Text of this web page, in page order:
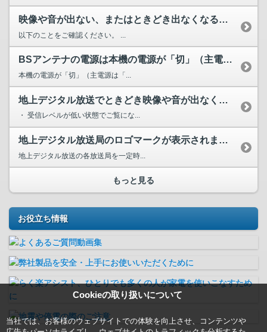
Cookieの取り扱いについて
当社では、お客様のウェブサイトでの体験を向上させ、コンテンツや
映像や音が出ない、またはときどき出なくなる。 映像が静止す...
以下のことをご確認ください。 ...
BSアンテナの電源は本機の電源が「切」（主電源は「入」）で...
本機の電源が「切」（主電源は「...
地上デジタル放送でときどき映像や音が出なくなる。地上デジタ...
・ 受信レベルが低い状態でご覧にな...
地上デジタル放送局のロゴマークが表示されません。
地上デジタル放送の各放送局を一定時...
もっと見る
お役立ち情報